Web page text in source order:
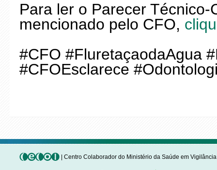
Para ler o Parecer
mencionado pelo CFO,
#CFO #FluretaçaodaAgua
#CFOEsclarece
| Centro Colaborador do Ministério da Saúde em